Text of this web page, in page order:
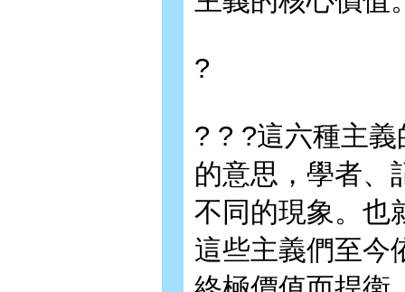
?
? ? ?這六種主
的意思，學者、
不同的現象。也
這些主義們至今